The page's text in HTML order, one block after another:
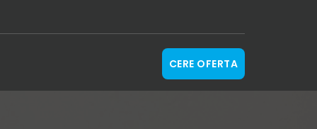
CERE OFERTA